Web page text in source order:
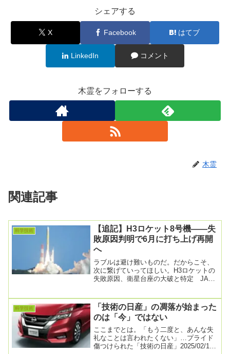
シェアする
X Facebook はてブ
LinkedIn コメント
木霊をフォローする
木霊
関連記事
科学技術
【追記】H3ロケット8号機――失
敗原因判明で6月に打ち上げ再開
へ
ラブルは避け難いものだ。だからこそ、
次に繋げていってほしい。H3ロケットの
失敗原因、衛星台座の大破と特定 JAXA
科学技術
「技術の日産」の凋落が始まった
のは「今」ではない
ここまでとは。「もう二度と、あんな失
礼なことは言われたくない」…プライド
傷つけられた「技術の日産」2025/02/17